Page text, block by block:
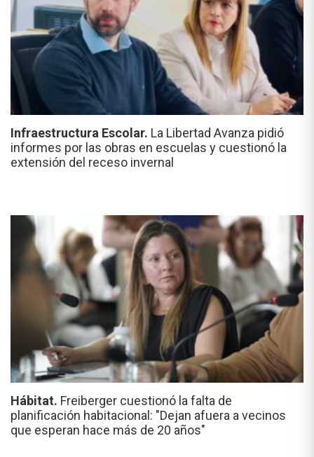
Infraestructura Escolar. La Libertad Avanza pidió
informes por las obras en escuelas y cuestionó la
extensión del receso invernal
Hábitat. Freiberger cuestionó la falta de
planificación habitacional: "Dejan afuera a vecinos
que esperan hace más de 20 años"